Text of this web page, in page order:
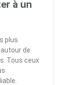
à un
plus
de
Tous ceux